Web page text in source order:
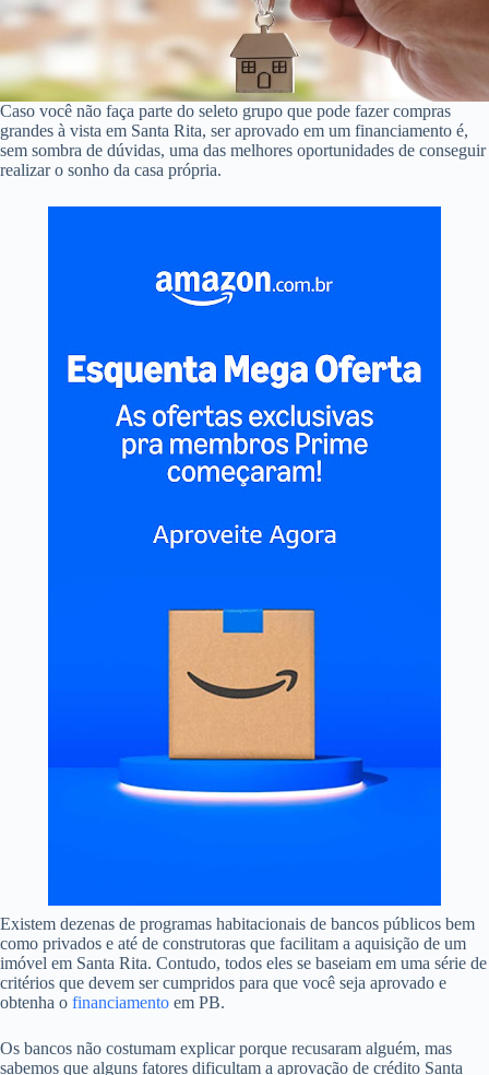
Caso você não faça parte do seleto grupo que pode fazer compras
grandes à vista em Santa Rita, ser aprovado em um financiamento é,
sem sombra de dúvidas, uma das melhores oportunidades de conseguir
realizar o sonho da casa própria.
Existem dezenas de programas habitacionais de bancos públicos bem
como privados e até de construtoras que facilitam a aquisição de um
imóvel em Santa Rita. Contudo, todos eles se baseiam em uma série de
critérios que devem ser cumpridos para que você seja aprovado e
obtenha o financiamento em PB.
Os bancos não costumam explicar porque recusaram alguém, mas
sabemos que alguns fatores dificultam a aprovação de crédito Santa